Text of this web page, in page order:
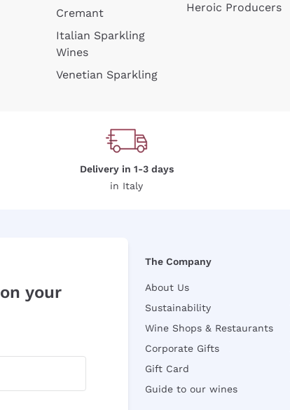
Cremant
Italian Sparkling
Wines
Venetian Sparkling
Heroic Producers
Delivery in 1-3 days
in Italy
on your
The Company
About Us
Sustainability
Wine Shops & Restaurants
Corporate Gifts
Gift Card
Guide to our wines